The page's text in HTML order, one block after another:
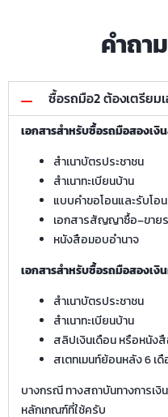
คำถา
ซื้อรถมือ2 ต้องเตรียมเ
เอกสารสำหรับซื้อรถมือสองเงิ
สำเนาบัตรประชาชน
สำเนาทะเบียนบ้าน
แบบคำขอโอนและรับโอน
เอกสารสัญญาซื้อ–ขาย
หนังสือมอบอำนาจ
เอกสารสำหรับซื้อรถมือสองเ
สำเนาบัตรประชาชน
สำเนาทะเบียนบ้าน
สลิปเงินเดือน หรือหนัง
สเตทเมนท์ย้อนหลัง 6 เ
บางกรณี ทางสถาบันทางการเงิ
หลักเกณฑ์ที่ใช้ครับ